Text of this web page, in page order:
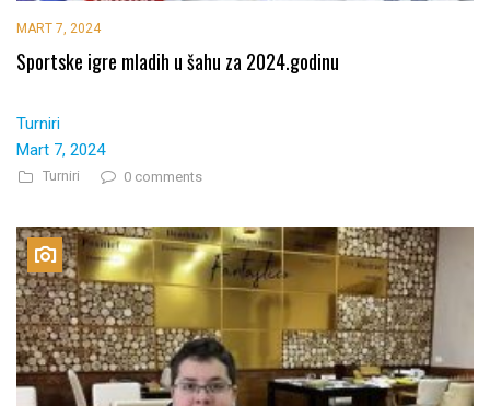
MART 7, 2024
Sportske igre mladih u šahu za 2024.godinu
Turniri
Mart 7, 2024
Turniri 0 comments